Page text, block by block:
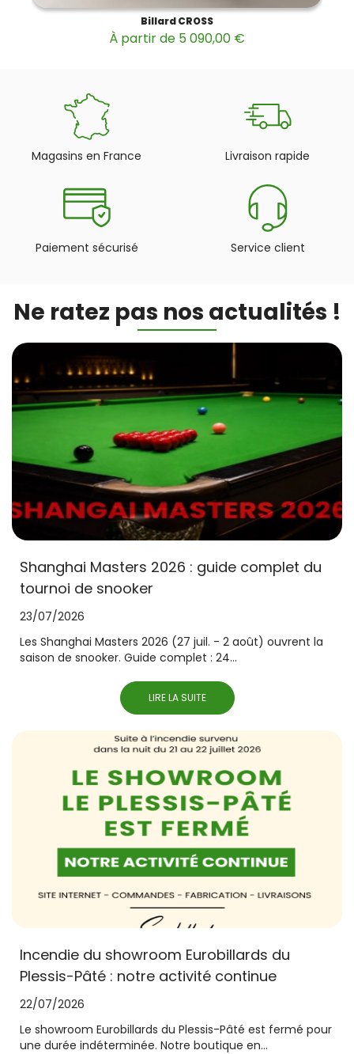
Billard CROSS
À partir de 5 090,00 €
Magasins en France Livraison rapide
Paiement sécurisé Service client
Ne ratez pas nos actualités !
Shanghai Masters 2026 : guide complet du
tournoi de snooker
23/07/2026
Les Shanghai Masters 2026 (27 juil. - 2 août) ouvrent la
saison de snooker. Guide complet : 24...
LIRE LA SUITE
Incendie du showroom Eurobillards du
Plessis-Pâté : notre activité continue
22/07/2026
Le showroom Eurobillards du Plessis-Pâté est fermé pour
une durée indéterminée. Notre boutique en...